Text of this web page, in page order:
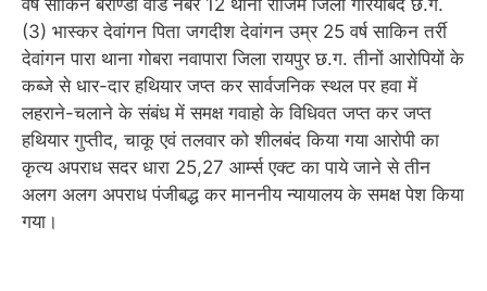
वर्ष साकिन बरोण्डा वार्ड नंबर 12 थाना राजिम जिला गरियाबंद छ.ग.
(3) भास्कर देवांगन पिता जगदीश देवांगन उम्र 25 वर्ष साकिन तर्री
देवांगन पारा थाना गोबरा नवापारा जिला रायपुर छ.ग. तीनों आरोपियों के
कब्जे से धार-दार हथियार जप्त कर सार्वजनिक स्थल पर हवा में
लहराने-चलाने के संबंध में समक्ष गवाहो के विधिवत जप्त कर जप्त
हथियार गुप्तीद, चाकू एवं तलवार को शीलबंद किया गया आरोपी का
कृत्य अपराध सदर धारा 25,27 आर्म्स एक्ट का पाये जाने से तीन
अलग अलग अपराध पंजीबद्ध कर माननीय न्यायालय के समक्ष पेश किया
गया।